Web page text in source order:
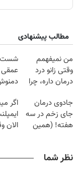
مطالب پیشنهادی
من نمیفهمم
وقتی زانو درد
درمان داره، چرا
تحمل میکنی؟❗
شست
عمقی
جادوی درمان
جای زخم در سه
هفته! (همین
اگر
الان
نظر شما